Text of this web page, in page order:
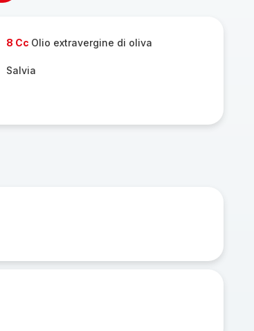
8 Cc Olio extravergine di oliva
Salvia